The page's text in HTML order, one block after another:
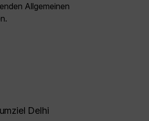
Allgemeinen
Delhi